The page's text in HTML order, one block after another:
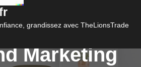
grandissez avec TheLionsTrade
Digitale
l’Agence
Marketing